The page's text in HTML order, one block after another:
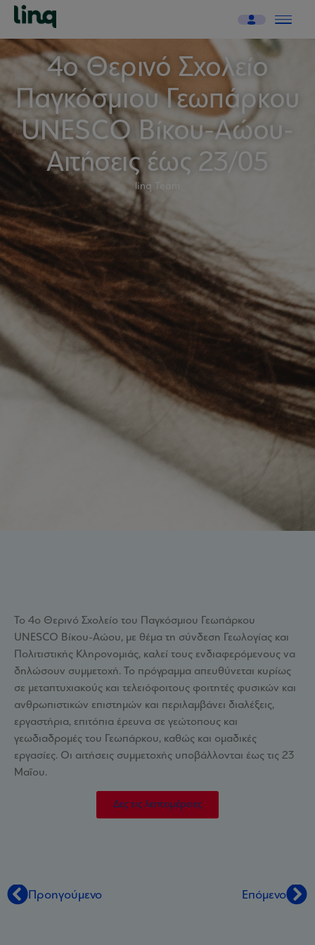
4ο Θερινό Σχολείο
Παγκόσμιου Γεωπάρκου
UNESCO Βίκου-Αώου-
Αιτήσεις έως 23/05
linq Team
Το 4ο Θερινό Σχολείο του Παγκόσμιου Γεωπάρκου
UNESCO Βίκου-Αώου, με θέμα τη σύνδεση Γεωλογίας και
Πολιτιστικής Κληρονομιάς, καλεί τους ενδιαφερόμενους να
δηλώσουν συμμετοχή. Το πρόγραμμα απευθύνεται κυρίως
σε μεταπτυχιακούς και τελειόφοιτους φοιτητές φυσικών και
ανθρωπιστικών επιστημών και περιλαμβάνει διαλέξεις,
εργαστήρια, επιτόπια έρευνα σε γεώτοπους και
γεωδιαδρομές του Γεωπάρκου, καθώς και ομαδικές
εργασίες. Οι αιτήσεις συμμετοχής υποβάλλονται έως τις 23
Μαΐου.
Δες τις λεπτομέρειες
Προηγούμενο Επόμενο